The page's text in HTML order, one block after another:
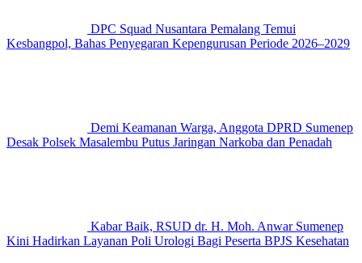
DPC Squad Nusantara Pemalang Temui
Kesbangpol, Bahas Penyegaran Kepengurusan Periode 2026–2029
Demi Keamanan Warga, Anggota DPRD Sumenep
Desak Polsek Masalembu Putus Jaringan Narkoba dan Penadah
Kabar Baik, RSUD dr. H. Moh. Anwar Sumenep
Kini Hadirkan Layanan Poli Urologi Bagi Peserta BPJS Kesehatan